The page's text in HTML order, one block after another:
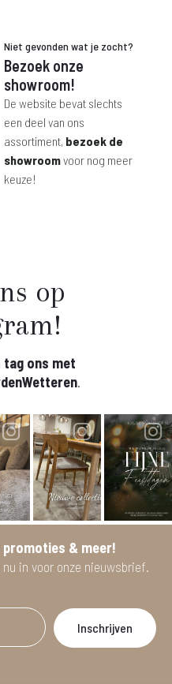
Niet gevonden wat je zocht?
Bezoek onze
showroom!
De website bevat slechts
een deel van ons
assortiment, bezoek de
showroomvoor nog meer
keuze!
op
tag ons met
.
& meer!
in voor onze nieuwsbrief.